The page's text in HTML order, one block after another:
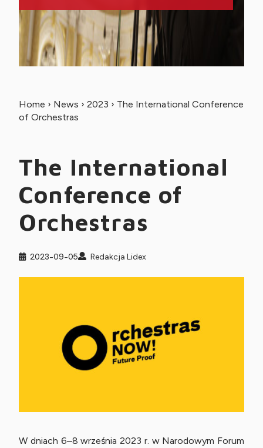
Home › News › 2023 › The International Conference
of Orchestras
The International
Conference of
Orchestras
2023-09-05 Redakcja Lidex
W dniach 6–8 września 2023 r. w Narodowym Forum